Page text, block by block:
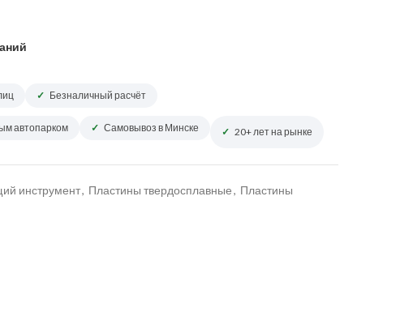
Безналичный расчёт
автопарком Самовывоз в Минске 20+ лет на рынке
инструмент, Пластины твердосплавные, Пластины